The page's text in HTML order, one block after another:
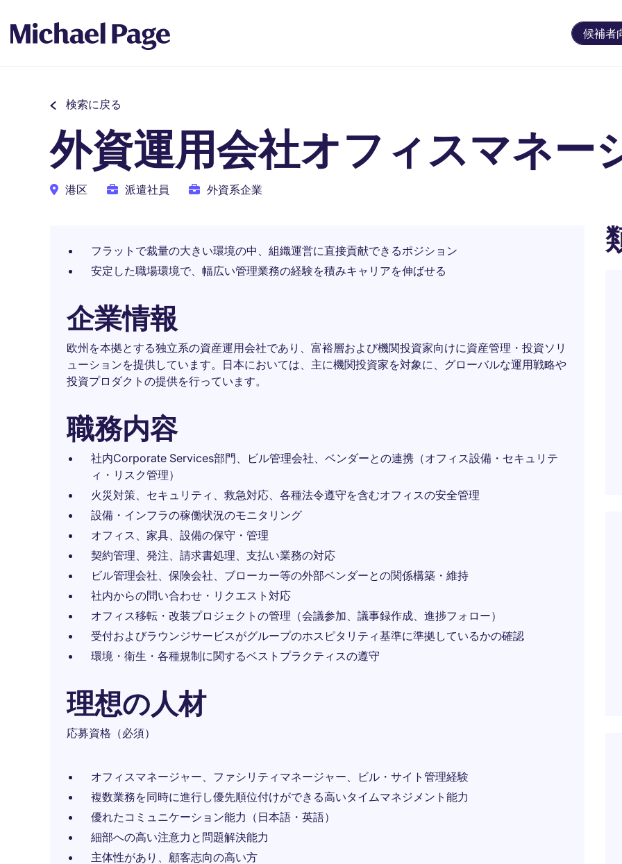
候補者
検索に戻る
外資運用会社オフィスマネー
港区 派遣社員 外資系企業
フラットで裁量の大きい環境の中、組織運営に直接貢献できるポジション
安定した職場環境で、幅広い管理業務の経験を積みキャリアを伸ばせる
企業情報
欧州を本拠とする独立系の資産運用会社であり、富裕層および機関投資家向けに資産管理・投資ソリ
ューションを提供しています。日本においては、主に機関投資家を対象に、グローバルな運用戦略や
投資プロダクトの提供を行っています。
職務内容
社内Corporate Services部門、ビル管理会社、ベンダーとの連携（オフィス設備・セキュリテ
ィ・リスク管理）
火災対策、セキュリティ、救急対応、各種法令遵守を含むオフィスの安全管理
設備・インフラの稼働状況のモニタリング
オフィス、家具、設備の保守・管理
契約管理、発注、請求書処理、支払い業務の対応
ビル管理会社、保険会社、ブローカー等の外部ベンダーとの関係構築・維持
社内からの問い合わせ・リクエスト対応
オフィス移転・改装プロジェクトの管理（会議参加、議事録作成、進捗フォロー）
受付およびラウンジサービスがグループのホスピタリティ基準に準拠しているかの確認
環境・衛生・各種規制に関するベストプラクティスの遵守
理想の人材
応募資格（必須）
オフィスマネージャー、ファシリティマネージャー、ビル・サイト管理経験
複数業務を同時に進行し優先順位付けができる高いタイムマネジメント能力
優れたコミュニケーション能力（日本語・英語）
細部への高い注意力と問題解決能力
主体性があり、顧客志向の高い方